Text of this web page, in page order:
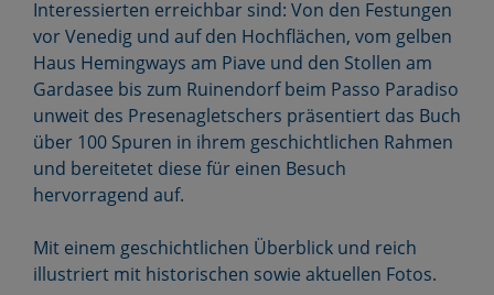
Interessierten erreichbar sind: Von den Festungen
vor Venedig und auf den Hochflächen, vom gelben
Haus Hemingways am Piave und den Stollen am
Gardasee bis zum Ruinendorf beim Passo Paradiso
unweit des Presenagletschers präsentiert das Buch
über 100 Spuren in ihrem geschichtlichen Rahmen
und bereitetet diese für einen Besuch
hervorragend auf.
Mit einem geschichtlichen Überblick und reich
illustriert mit historischen sowie aktuellen Fotos.